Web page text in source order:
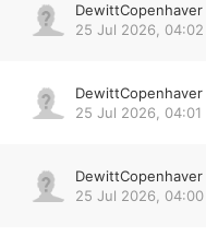
DewittCopenhaver
25 Jul 2026, 04:02
DewittCopenhaver
25 Jul 2026, 04:01
DewittCopenhaver
25 Jul 2026, 04:00